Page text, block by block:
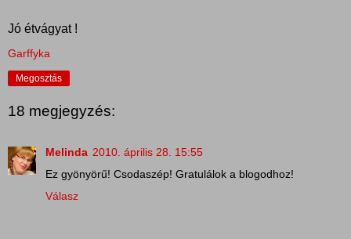
Jó étvágyat !
Garffyka
Megosztás
18 megjegyzés:
Melinda 2010. április 28. 15:55
Ez gyönyörű! Csodaszép! Gratulálok a blogodhoz!
Válasz